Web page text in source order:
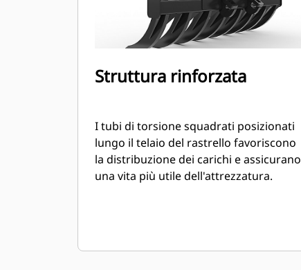
Struttura rinforzata
I tubi di torsione squadrati posizionati
lungo il telaio del rastrello favoriscono
la distribuzione dei carichi e assicurano
una vita più utile dell'attrezzatura.